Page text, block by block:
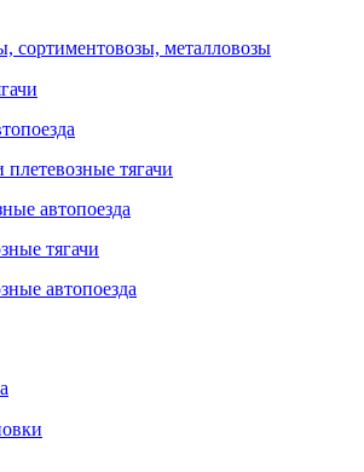
сортиментовозы, металловозы
тягачи
автопоезда
тягачи
автопоезда